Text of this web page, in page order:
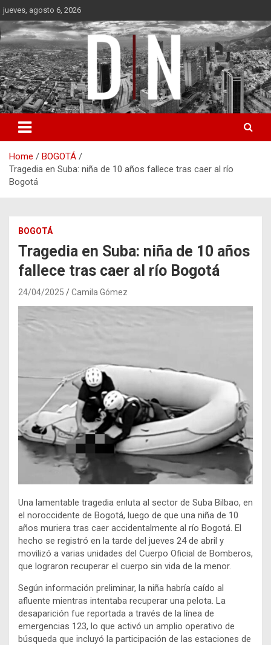
Skip
to
content
jueves, agosto 6, 2026
Diámetro Noticias
Home
BOGOTÁ
Tragedia en Suba: niña de 10 años fallece tras caer al río
Bogotá
BOGOTÁ
Tragedia en Suba: niña de 10 años
fallece tras caer al río Bogotá
24/04/2025 Camila Gómez
Una lamentable tragedia enluta al sector de Suba Bilbao, en
el noroccidente de Bogotá, luego de que una niña de 10
años muriera tras caer accidentalmente al río Bogotá. El
hecho se registró en la tarde del jueves 24 de abril y
movilizó a varias unidades del Cuerpo Oficial de Bomberos,
que lograron recuperar el cuerpo sin vida de la menor.
Según información preliminar, la niña habría caído al
afluente mientras intentaba recuperar una pelota. La
desaparición fue reportada a través de la línea de
emergencias 123, lo que activó un amplio operativo de
búsqueda que incluyó la participación de las estaciones de